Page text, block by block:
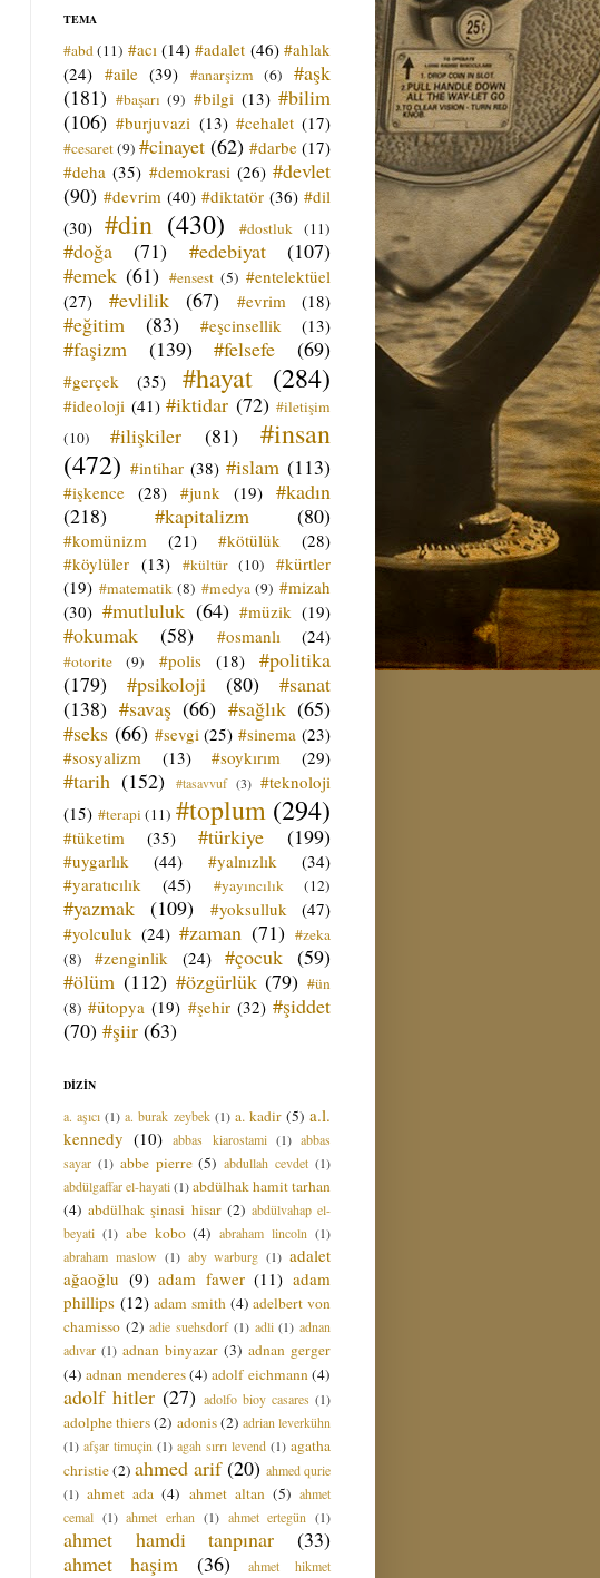
TEMA
#abd (11) #acı (14) #adalet (46) #ahlak
(24) #aile (39) #anarşizm (6)
#aşk
(181) #başarı (9) #bilgi (13) #bilim
(106) #burjuvazi (13) #cehalet (17)
#cesaret(9) #cinayet (62) #darbe (17)
#deha (35) #demokrasi (26) #devlet
(90) #devrim (40) #diktatör (36) #dil
(30) #din (430) #dostluk (11)
#doğa (71) #edebiyat
(107)
#emek (61) #ensest (5) #entelektüel
(27)
#evlilik (67) #evrim (18)
#eğitim (83) #eşcinsellik (13)
#faşizm (139) #felsefe (69)
#gerçek (35) #hayat (284)
#ideoloji (41) #iktidar (72) #iletişim
(10)
#ilişkiler (81)
#insan
(472) #intihar (38) #islam (113)
#işkence (28) #junk (19) #kadın
(218)
#kapitalizm (80)
#komünizm (21) #kötülük
(28)
#köylüler (13) #kültür (10)
#kürtler
(19) #matematik (8) #medya (9) #mizah
(30) #mutluluk (64) #müzik (19)
#okumak (58) #osmanlı (24)
#otorite (9) #polis (18)
#politika
(179)
#psikoloji (80)
#sanat
(138) #savaş (66) #sağlık (65)
#seks (66) #sevgi (25) #sinema (23)
#sosyalizm
(13) #soykırım (29)
#tarih (152) #tasavvuf (3) #teknoloji
(15) #terapi (11) #toplum (294)
#tüketim (35) #türkiye (199)
#uygarlık (44) #yalnızlık
(34)
#yaratıcılık
(45) #yayıncılık (12)
#yazmak (109) #yoksulluk
(47)
#yolculuk (24) #zaman (71) #zeka
(8)
#zenginlik (24) #çocuk (59)
#ölüm (112) #özgürlük (79) #ün
(8) #ütopya (19) #şehir (32) #şiddet
(70) #şiir (63)
DİZİN
a. aşıcı (1) a. burak zeybek (1) a. kadir (5) a.l.
kennedy (10) abbas kiarostami (1) abbas
sayar (1) abbe pierre (5) abdullah cevdet (1)
abdülgaffar el-hayati(1)abdülhak hamit tarhan
(4) abdülhak şinasi hisar (2) abdülvahap el-
beyati (1) abe kobo (4) abraham lincoln (1)
abraham maslow (1) aby warburg (1) adalet
ağaoğlu (9) adam fawer (11) adam
phillips (12) adam smith (4) adelbert von
chamisso (2) adie suehsdorf (1) adli (1) adnan
adıvar (1) adnan binyazar (3) adnan gerger
(4) adnan menderes(4) adolf eichmann (4)
adolf hitler (27) adolfo bioy casares (1)
adolphe thiers(2) adonis(2) adrian leverkühn
(1) afşar timuçin (1) agah sırrı levend (1) agatha
christie(2) ahmed arif (20) ahmed qurie
(1) ahmet ada (4) ahmet altan (5) ahmet
cemal (1) ahmet erhan (1) ahmet ertegün (1)
ahmet hamdi tanpınar
(33)
ahmet haşim
(36)
ahmet hikmet